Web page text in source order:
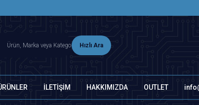
Hızlı Ara
İLETİŞİM HAKKIMIZDA OUTLET